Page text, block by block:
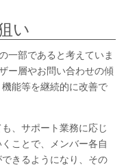
い
一部であると考えていま
ー層やお問い合わせの傾
能等を継続的に改善で
、サポート業務に応じ
ことで、メンバー各自
きるようになり、その